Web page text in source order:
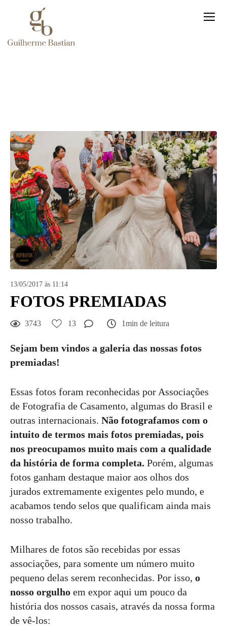
13/05/2017 às 11:14
FOTOS PREMIADAS
3743 13 1min de leitura
Sejam bem vindos a galeria das nossas fotos
premiadas!
Essas fotos foram reconhecidas por Associações
de Fotografia de Casamento, algumas do Brasil e
outras internacionais. Não fotografamos com o
intuito de termos mais fotos premiadas, pois
nos preocupamos muito mais com a qualidade
da história de forma completa. Porém, algumas
fotos ganham destaque maior aos olhos dos
jurados extremamente exigentes pelo mundo, e
acabamos tendo selos que qualificam ainda mais
nosso trabalho.
Milhares de fotos são recebidas por essas
associações, para somente um número muito
pequeno delas serem reconhecidas. Por isso, o
nosso orgulho em expor aqui um pouco da
história dos nossos casais, através da nossa forma
de vê-los: